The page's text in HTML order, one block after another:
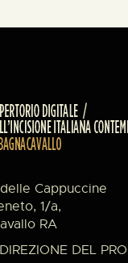
Cappuccine
1/a,
RA
DEL